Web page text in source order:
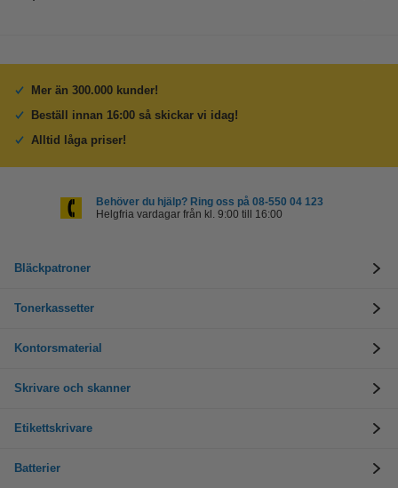
Mer än 300.000 kunder!
Beställ innan 16:00 så skickar vi idag!
Alltid låga priser!
Behöver du hjälp? Ring oss på 08-550 04 123
Helgfria vardagar från kl. 9:00 till 16:00
Bläckpatroner
Tonerkassetter
Kontorsmaterial
Skrivare och skanner
Etikettskrivare
Batterier